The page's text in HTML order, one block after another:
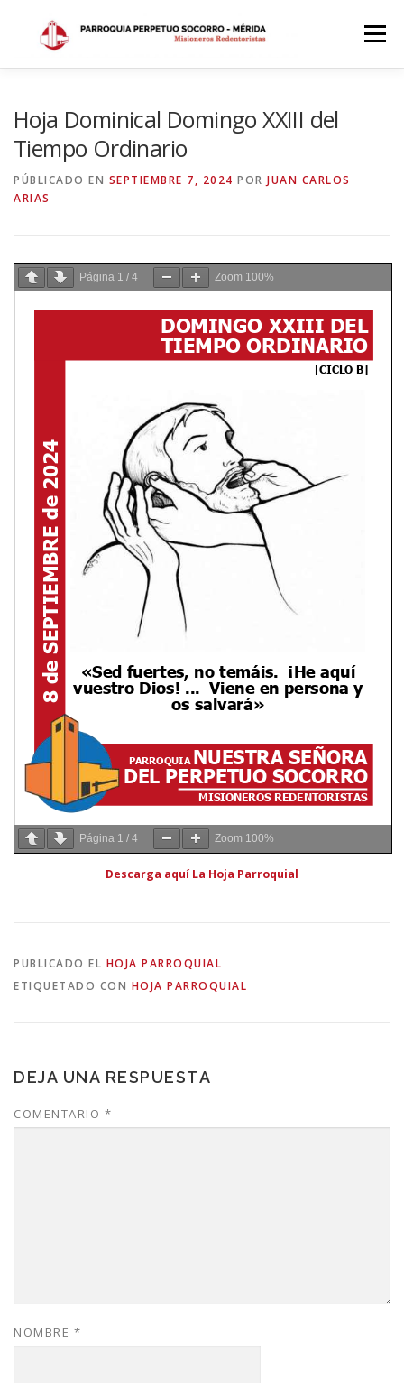
contenido
Menú
Hoja Dominical Domingo XXIII del
Tiempo Ordinario
PÚBLICADO EN SEPTIEMBRE 7, 2024 POR JUAN CARLOS
ARIAS
Página 1 / 4 Zoom 100%
Página 1 / 4 Zoom 100%
Descarga aquí La Hoja Parroquial
PUBLICADO EL HOJA PARROQUIAL
ETIQUETADO CON HOJA PARROQUIAL
DEJA UNA RESPUESTA
COMENTARIO *
NOMBRE *